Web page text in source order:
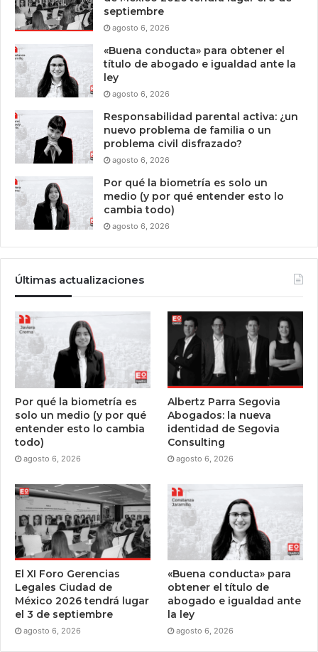
septiembre
agosto 6, 2026
«Buena conducta» para obtener el
título de abogado e igualdad ante la
ley
agosto 6, 2026
Responsabilidad parental activa: ¿un
nuevo problema de familia o un
problema civil disfrazado?
agosto 6, 2026
Por qué la biometría es solo un
medio (y por qué entender esto lo
cambia todo)
agosto 6, 2026
Últimas actualizaciones
Por qué la biometría es
solo un medio (y por qué
entender esto lo cambia
todo)
agosto 6, 2026
Albertz Parra Segovia
Abogados: la nueva
identidad de Segovia
Consulting
agosto 6, 2026
El XI Foro Gerencias
Legales Ciudad de
México 2026 tendrá lugar
el 3 de septiembre
agosto 6, 2026
«Buena conducta» para
obtener el título de
abogado e igualdad ante
la ley
agosto 6, 2026